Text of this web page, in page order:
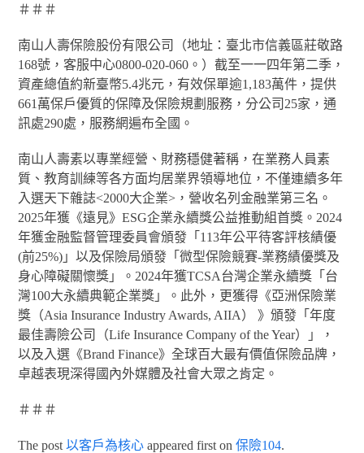
＃＃＃
南山人壽保險股份有限公司（地址：臺北市信義區莊敬路
168號，客服中心0800-020-060。）截至一一四年第二季，
資產總值約新臺幣5.4兆元，有效保單逾1,183萬件，提供
661萬保戶優質的保障及保險規劃服務，分公司25家，通
訊處290處，服務網遍布全國。
南山人壽素以專業經營、財務穩健著稱，在業務人員素
質、教育訓練等各方面均居業界領導地位，不僅連續多年
入選天下雜誌<2000大企業>，營收名列金融業第三名。
2025年獲《遠見》ESG企業永續獎公益推動組首獎。2024
年獲金融監督管理委員會頒發「113年公平待客評核績優
(前25%)」以及保險局頒發「微型保險競賽-業務績優獎及
身心障礙關懷獎」。2024年獲TCSA台灣企業永續獎「台
灣100大永續典範企業獎」。此外，更獲得《亞洲保險業
獎（Asia Insurance Industry Awards, AIIA） 》頒發「年度
最佳壽險公司（Life Insurance Company of the Year）」，
以及入選《Brand Finance》全球百大最有價值保險品牌，
卓越表現深得國內外媒體及社會大眾之肯定。
＃＃＃
The post以客戶為核心 appeared first on保險104.